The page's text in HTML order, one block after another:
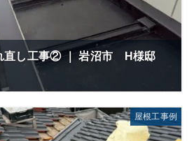
直し工事② ｜ 岩沼市 H様邸
屋根工事例